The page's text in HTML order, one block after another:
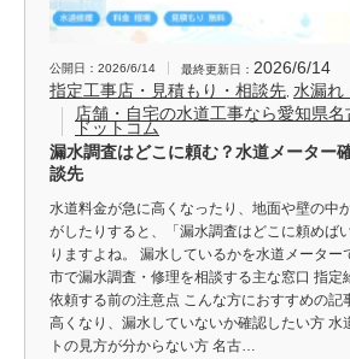
公開日：2026/6/14 最終更新日： 2026/6/14
指定工事店・見積もり・相談先 水漏れ
店舗・自宅の水道工事なら愛知県
ドットコム
漏水調査はどこに頼む？水道メーター
談先
水道料金が急に高くなったり、地面や壁の中
がしたりすると、「漏水調査はどこに頼めば
りますよね。 漏水しているかを水道メーター
市で漏水調査・修理を相談する主な窓口 指定
依頼する前の注意点 こんな方におすすめの記
高くなり、漏水していないか確認したい方 水
トの見方が分からない方 名古…